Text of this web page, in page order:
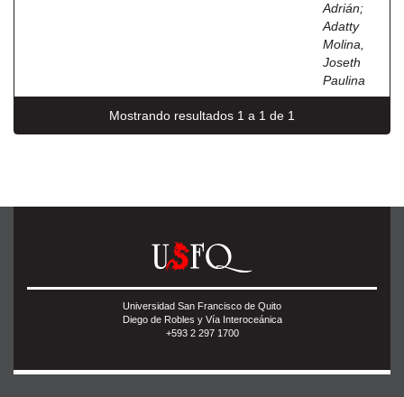
Adrián;
Adatty
Molina,
Joseth
Paulina
Mostrando resultados 1 a 1 de 1
Universidad San Francisco de Quito
Diego de Robles y Vía Interoceánica
+593 2 297 1700